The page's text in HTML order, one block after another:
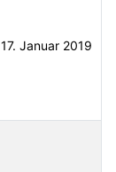
17. Januar 2019